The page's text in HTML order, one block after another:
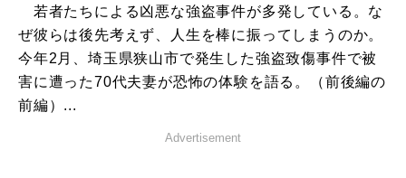
若者たちによる凶悪な強盗事件が多発している。な
ぜ彼らは後先考えず、人生を棒に振ってしまうのか。
今年2月、埼玉県狭山市で発生した強盗致傷事件で被
害に遭った70代夫妻が恐怖の体験を語る。（前後編の
前編）...
Advertisement